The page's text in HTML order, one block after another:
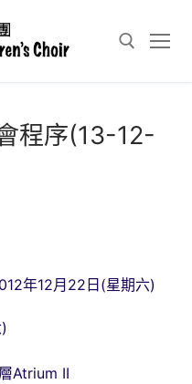
程序(13-12-
年12月22日(星期六)
Atrium II